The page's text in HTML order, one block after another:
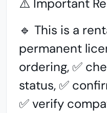
⚠️ Important
🔹 This is a
permanent
ordering, ✅
status,✅
✅ verify